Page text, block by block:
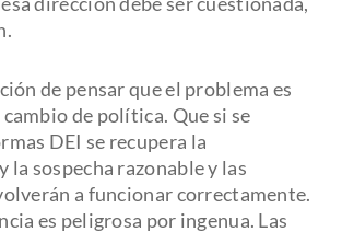
de pensar que el problema es
de política. Que si se
DEI se recupera la
la sospecha razonable y las
a funcionar correctamente.
es peligrosa por ingenua. Las